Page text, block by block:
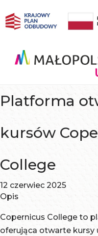
Platforma
kursów
College
12 czerwiec 2025
Opis
Copernicus College to
oferująca otwarte kursy